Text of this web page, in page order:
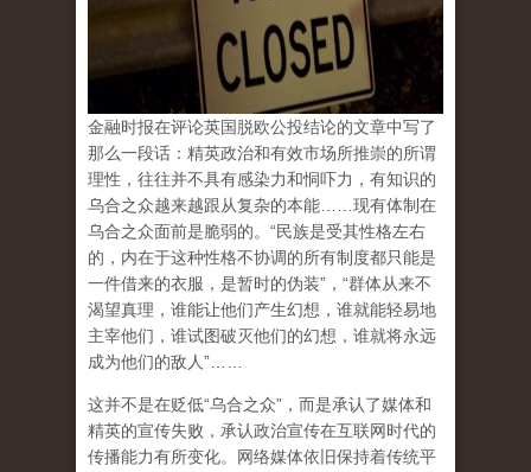
金融时报在评论英国脱欧公投结论的文章中写了
那么一段话：精英政治和有效市场所推崇的所谓
理性，往往并不具有感染力和恫吓力，有知识的
乌合之众越来越跟从复杂的本能……现有体制在
乌合之众面前是脆弱的。“民族是受其性格左右
的，内在于这种性格不协调的所有制度都只能是
一件借来的衣服，是暂时的伪装”，“群体从来不
渴望真理，谁能让他们产生幻想，谁就能轻易地
主宰他们，谁试图破灭他们的幻想，谁就将永远
成为他们的敌人”……
这并不是在贬低“乌合之众”，而是承认了媒体和
精英的宣传失败，承认政治宣传在互联网时代的
传播能力有所变化。网络媒体依旧保持着传统平